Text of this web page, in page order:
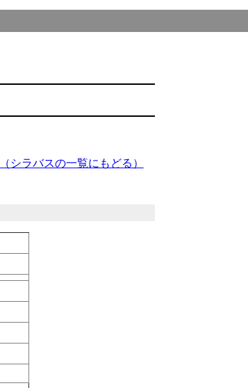
シラバスの一覧にもどる）